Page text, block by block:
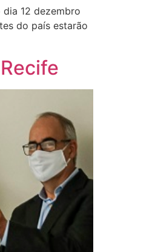
12 dezembro
do país estarão